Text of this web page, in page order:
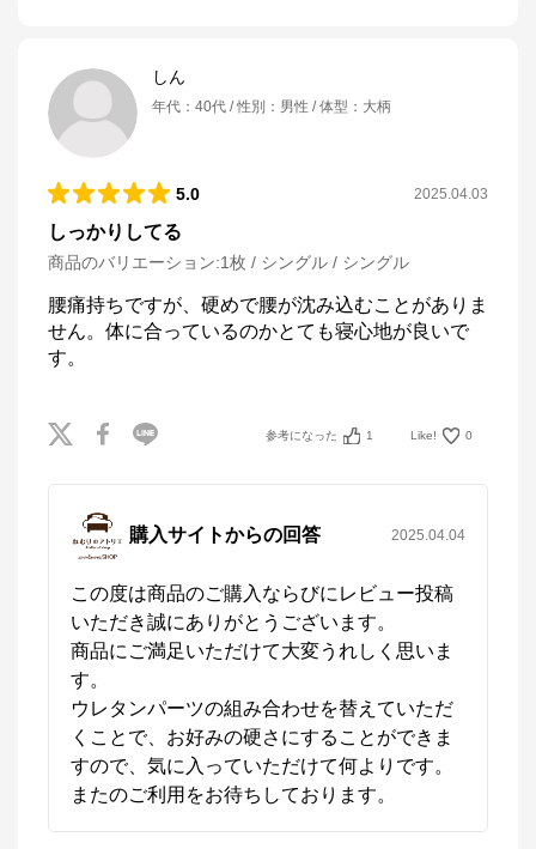
しん
年代 ： 40代 性別 ： 男性 体型 ： 大柄
5.0 2025.04.03
しっかりしてる
商品のバリエーション:1枚 / シングル / シングル
腰痛持ちですが、硬めで腰が沈み込むことがありま
せん。体に合っているのかとても寝心地が良いで
す。
参考になった 1 Like! 0
購入サイトからの回答 2025.04.04
この度は商品のご購入ならびにレビュー投稿
いただき誠にありがとうございます。
商品にご満足いただけて大変うれしく思いま
す。
ウレタンパーツの組み合わせを替えていただ
くことで、お好みの硬さにすることができま
すので、気に入っていただけて何よりです。
またのご利用をお待ちしております。